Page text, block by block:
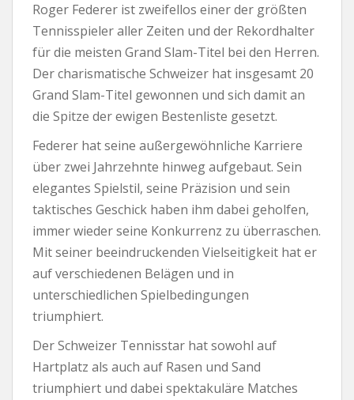
Roger Federer ist zweifellos einer der größten
Tennisspieler aller Zeiten und der Rekordhalter
für die meisten Grand Slam-Titel bei den Herren.
Der charismatische Schweizer hat insgesamt 20
Grand Slam-Titel gewonnen und sich damit an
die Spitze der ewigen Bestenliste gesetzt.
Federer hat seine außergewöhnliche Karriere
über zwei Jahrzehnte hinweg aufgebaut. Sein
elegantes Spielstil, seine Präzision und sein
taktisches Geschick haben ihm dabei geholfen,
immer wieder seine Konkurrenz zu überraschen.
Mit seiner beeindruckenden Vielseitigkeit hat er
auf verschiedenen Belägen und in
unterschiedlichen Spielbedingungen
triumphiert.
Der Schweizer Tennisstar hat sowohl auf
Hartplatz als auch auf Rasen und Sand
triumphiert und dabei spektakuläre Matches